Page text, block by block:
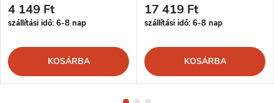
4 149 Ft
szállítási idő: 6-8 nap
KOSÁRBA
17 419 Ft
szállítási idő: 6-8 nap
KOSÁRBA